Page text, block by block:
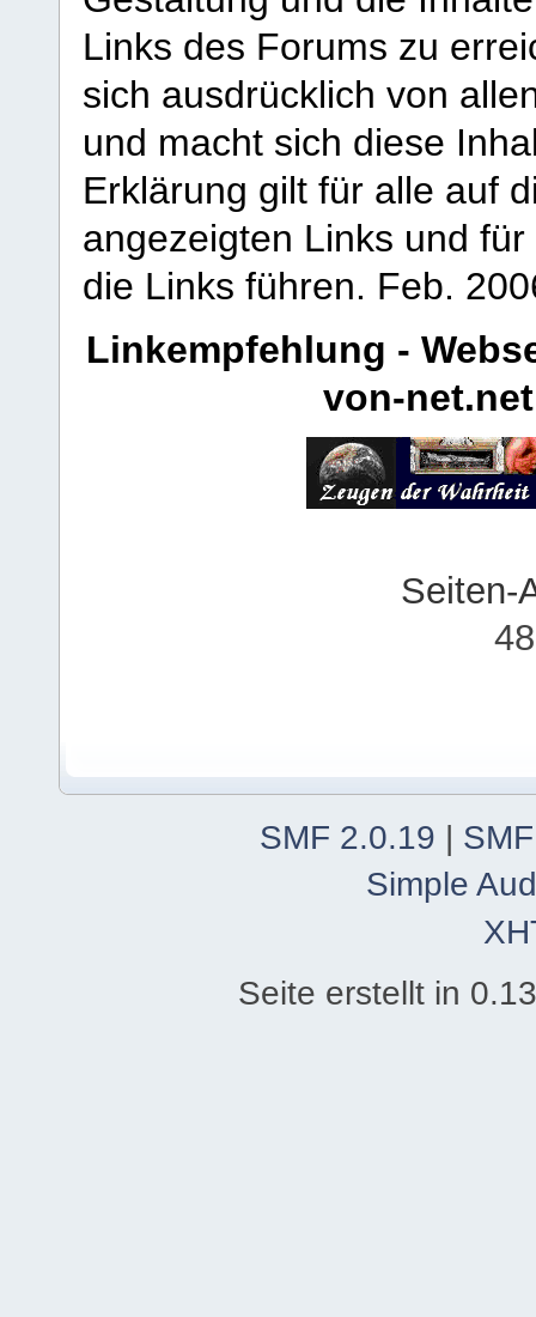
Links des Forums zu
sich ausdrücklich von
und macht sich diese
Erklärung gilt für alle auf
angezeigten Links und
die Links führen. Feb.
Linkempfehlung -
von-net.net
Seiten-
SMF 2.0.19 |
Simple
Seite erstellt in